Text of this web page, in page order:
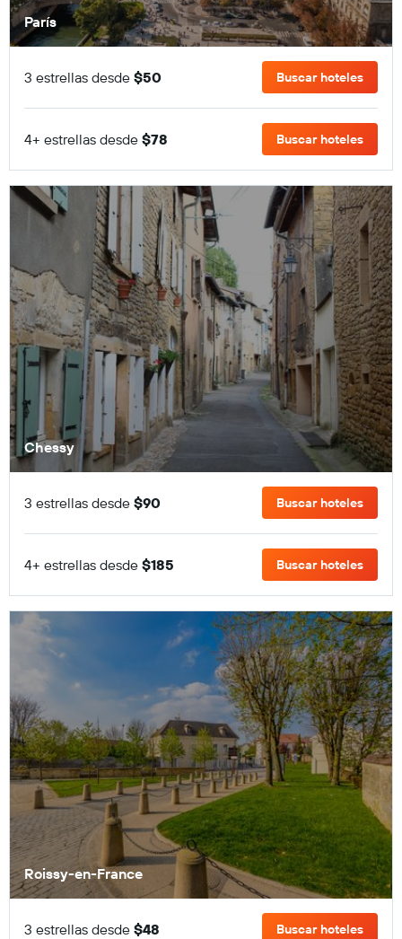
París
3 estrellas desde $50 Buscar hoteles
4+ estrellas desde $78 Buscar hoteles
Chessy
3 estrellas desde $90 Buscar hoteles
4+ estrellas desde $185 Buscar hoteles
Roissy-en-France
3 estrellas desde $48 Buscar hoteles